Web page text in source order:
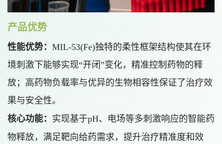
产品优势
性能优势： MIL-53(Fe)独特的柔性框架结构使其在环
境刺激下能够实现“开闭”变化，精准控制药物的释
放；高药物负载率与优异的生物相容性保证了治疗效
果与安全性。
核心功能： 实现基于pH、电场等多刺激响应的智能药
物释放，满足靶向给药需求，提升治疗精准度和效